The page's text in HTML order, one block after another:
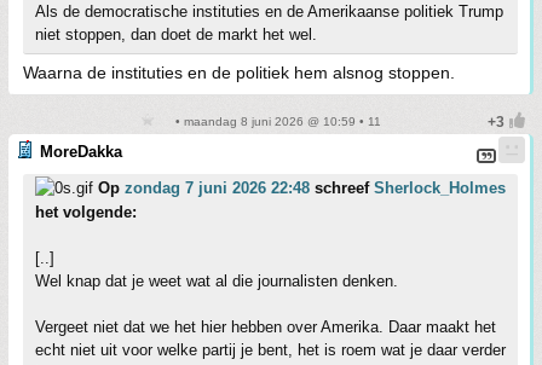
Als de democratische instituties en de Amerikaanse politiek Trump
niet stoppen, dan doet de markt het wel.
Waarna de instituties en de politiek hem alsnog stoppen.
• maandag 8 juni 2026 @ 10:59 • 11
MoreDakka
Op zondag 7 juni 2026 22:48 schreef Sherlock_Holmes
het volgende:
[..]
Wel knap dat je weet wat al die journalisten denken.
Vergeet niet dat we het hier hebben over Amerika. Daar maakt het
echt niet uit voor welke partij je bent, het is roem wat je daar verder